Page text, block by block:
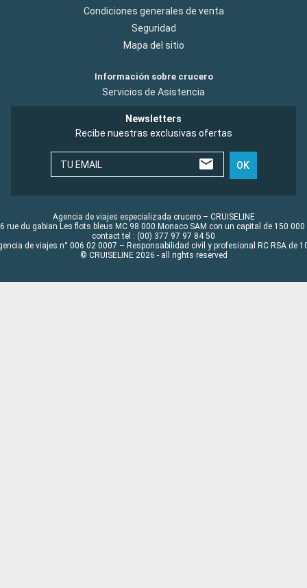
Condiciones generales de venta
Seguridad
Mapa del sitio
Información sobre crucero
Servicios de Asistencia
Newsletters
Recibe nuestras exclusivas ofertas
TU EMAIL OK
Agencia de viajes especializada crucero – CRUISELINE
rue du gabian Les flots bleus MC 98 000 Monaco SAM con un capital de 150 000
contact tel : (00) 377 97 97 84 50
de viajes n° 006 02 0007 – Responsabilidad civil y profesional RC RSA de
© CRUISELINE 2026 - all rights reserved